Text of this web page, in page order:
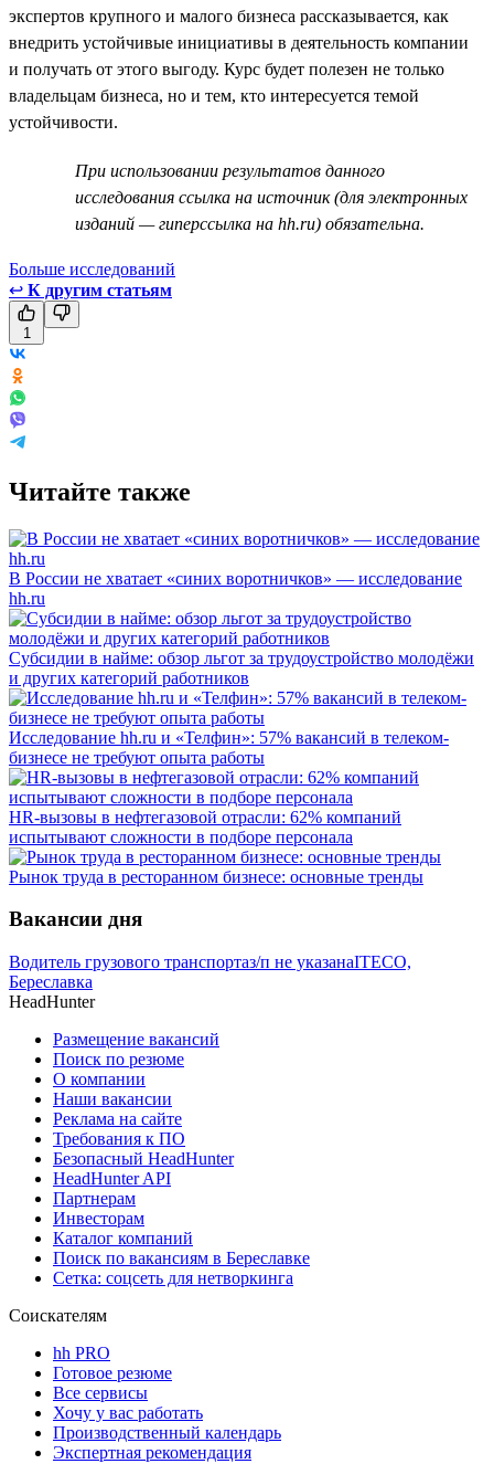
экспертов крупного и малого бизнеса рассказывается, как
внедрить устойчивые инициативы в деятельность компании
и получать от этого выгоду. Курс будет полезен не только
владельцам бизнеса, но и тем, кто интересуется темой
устойчивости.
При использовании результатов данного
исследования ссылка на источник (для электронных
изданий — гиперссылка на hh.ru) обязательна.
Больше исследований
↩ К другим статьям
1
Читайте также
В России не хватает «синих воротничков» — исследование
hh.ru
Субсидии в найме: обзор льгот за трудоустройство молодёжи
и других категорий работников
Исследование hh.ru и «Телфин»: 57% вакансий в телеком-
бизнесе не требуют опыта работы
HR-вызовы в нефтегазовой отрасли: 62% компаний
испытывают сложности в подборе персонала
Рынок труда в ресторанном бизнесе: основные тренды
Вакансии дня
Водитель грузового транспортаз/п не указанаITECO,
Береславка
HeadHunter
Размещение вакансий
Поиск по резюме
О компании
Наши вакансии
Реклама на сайте
Требования к ПО
Безопасный HeadHunter
HeadHunter API
Партнерам
Инвесторам
Каталог компаний
Поиск по вакансиям в Береславке
Сетка: соцсеть для нетворкинга
Соискателям
hh PRO
Готовое резюме
Все сервисы
Хочу у вас работать
Производственный календарь
Экспертная рекомендация